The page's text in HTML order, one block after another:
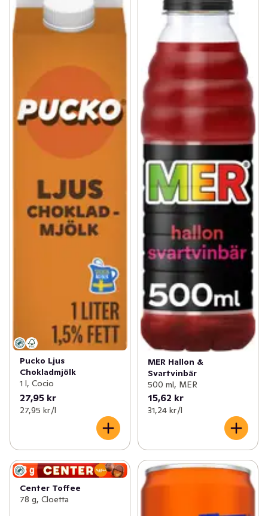
Pucko Ljus
Chokladmjölk
1 l, Cocio
27,95 kr
27,95 kr /l
MER Hallon &
Svartvinbär
500 ml, MER
15,62 kr
31,24 kr /l
Center Toffee
78 g, Cloetta